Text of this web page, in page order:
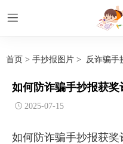
首页 > 手抄报图片 > 反诈骗手
如何防诈骗手抄报获奖
2025-07-15
如何防诈骗手抄报获